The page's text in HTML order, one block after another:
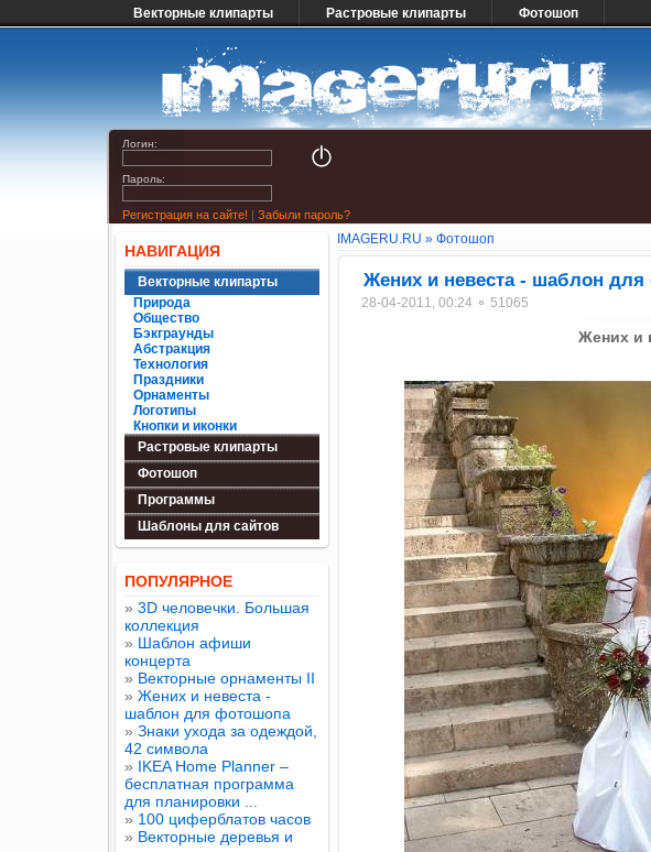
Векторные клипарты Растровые клипарты Фотошоп
Логин:
Пароль:
Регистрация на сайте! | Забыли пароль?
НАВИГАЦИЯ
Векторные клипарты
Природа
Общество
Бэкграунды
Абстракция
Технология
Праздники
Орнаменты
Логотипы
Кнопки и иконки
Растровые клипарты
Фотошоп
Программы
Шаблоны для сайтов
ПОПУЛЯРНОЕ
» 3D человечки. Большая
коллекция
» Шаблон афиши
концерта
» Векторные орнаменты II
» Жених и невеста -
шаблон для фотошопа
» Знаки ухода за одеждой,
42 символа
» IKEA Home Planner –
бесплатная программа
для планировки ...
» 100 циферблатов часов
» Векторные деревья и
IMAGERU.RU » Фотошоп
Жених и невеста - шаблон
28-04-2011, 00:24 ⚬ 51065
Жених и